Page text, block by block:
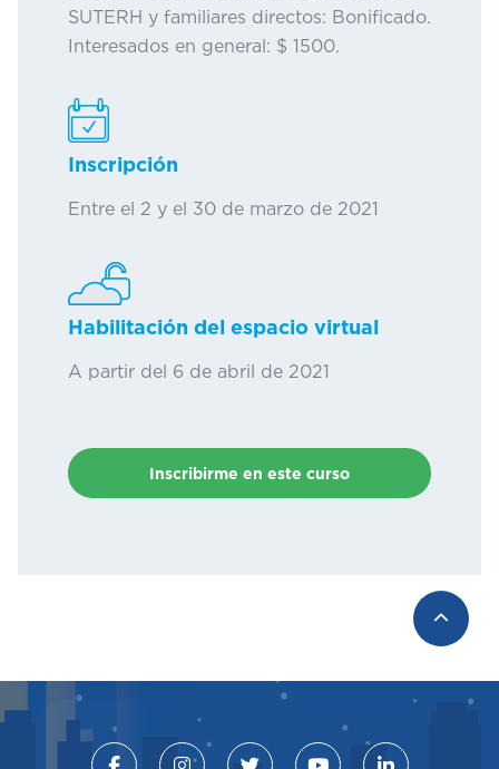
SUTERH y familiares directos: Bonificado.
Interesados en general: $ 1500.
Inscripción
Entre el 2 y el 30 de marzo de 2021
Habilitación del espacio virtual
A partir del 6 de abril de 2021
Inscribirme en este curso